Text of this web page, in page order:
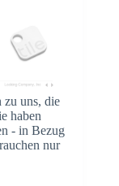
zu uns, die
haben
- in Bezug
nur